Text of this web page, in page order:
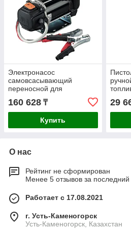
Электронасос
самовсасывающий
переносной для
перекачки дизельного
топлива PIUSI Carry 3000
Inline 24V 50л/мин
160 628 ₸
Купить
29
О нас
Рейтинг не сформирован
Менее 5 отзывов за последний
Работает с 17.08.2021
г. Усть-Каменогорск
Усть-Каменогорск, Казахстан